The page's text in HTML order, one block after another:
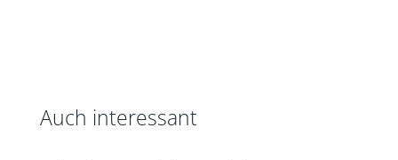
Auch interessant